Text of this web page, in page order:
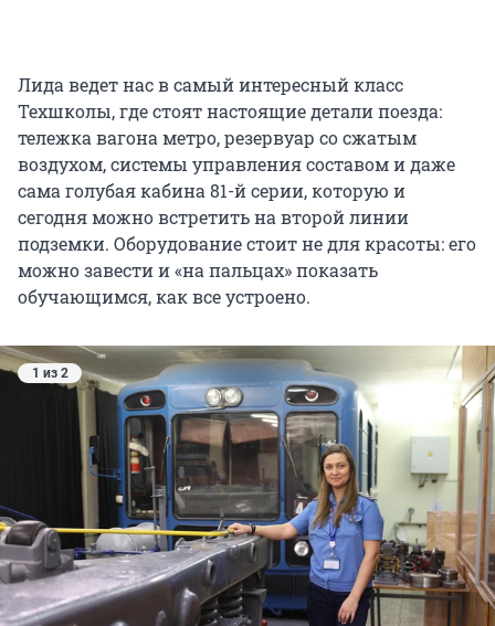
Лида ведет нас в самый интересный класс
Техшколы, где стоят настоящие детали поезда:
тележка вагона метро, резервуар со сжатым
воздухом, системы управления составом и даже
сама голубая кабина 81-й серии, которую и
сегодня можно встретить на второй линии
подземки. Оборудование стоит не для красоты: его
можно завести и «на пальцах» показать
обучающимся, как все устроено.
1 из 2